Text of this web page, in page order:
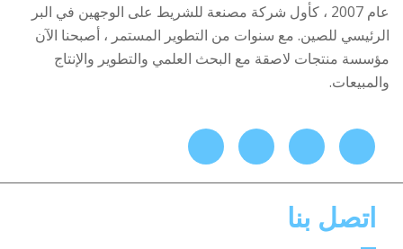
عام 2007 ، كأول شركة مصنعة للشريط على الوجهين في البر
الرئيسي للصين. مع سنوات من التطوير المستمر ، أصبحنا الآن
مؤسسة منتجات لاصقة مع البحث العلمي والتطوير والإنتاج
والمبيعات.
اتصل بنا